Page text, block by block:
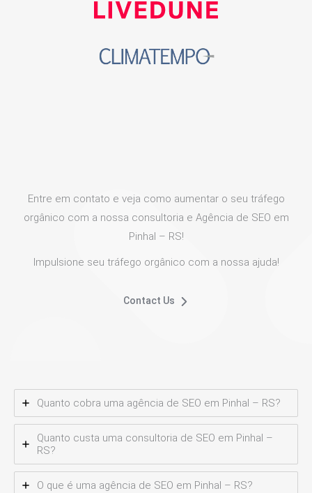
Entre em contato e veja como aumentar o seu tráfego
orgânico com a nossa consultoria e Agência de SEO em
Pinhal – RS!
Impulsione seu tráfego orgânico com a nossa ajuda!
Contact Us
Quanto cobra uma agência de SEO em Pinhal – RS?
Quanto custa uma consultoria de SEO em Pinhal –
RS?
O que é uma agência de SEO em Pinhal – RS?